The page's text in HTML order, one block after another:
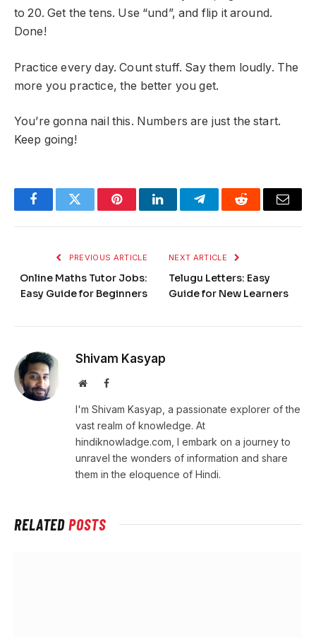
to 20. Get the tens. Use “und”, and flip it around.
Done!
Practice every day. Count stuff. Say them loudly. The
more you practice, the better you get.
You’re gonna nail this. Numbers are just the start.
Keep going!
FacebookTwitter PinterestLinkedInTelegramReddit Email
PREVIOUS ARTICLE
Online Maths Tutor Jobs:
Easy Guide for Beginners
NEXT ARTICLE
Telugu Letters: Easy
Guide for New Learners
Shivam Kasyap
WebsiteFacebook
I'm Shivam Kasyap, a passionate explorer of the
vast realm of knowledge. At
hindiknowladge.com, I embark on a journey to
unravel the wonders of information and share
them in the eloquence of Hindi.
RELATEDPOSTS